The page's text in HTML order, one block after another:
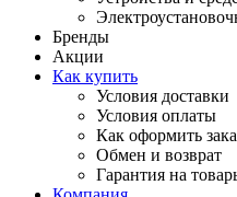
Бренды
Акции
Как купить
Условия доставки
Условия оплаты
Как оформить
Обмен и возврат
Гарантия на